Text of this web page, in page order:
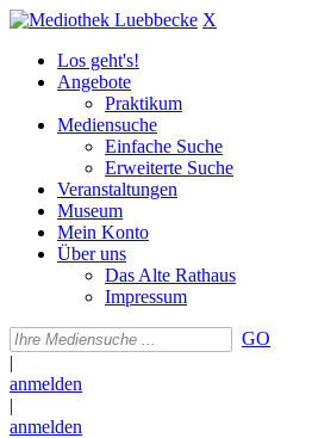
X
Los geht's!
Angebote
Praktikum
Mediensuche
Einfache Suche
Erweiterte Suche
Veranstaltungen
Museum
Mein Konto
Über uns
Das Alte Rathaus
Impressum
GO
|
anmelden
|
anmelden